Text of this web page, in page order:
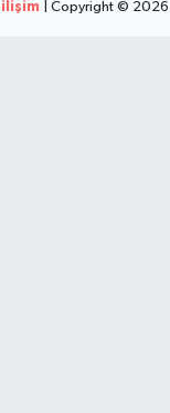
| Copyright © 2026